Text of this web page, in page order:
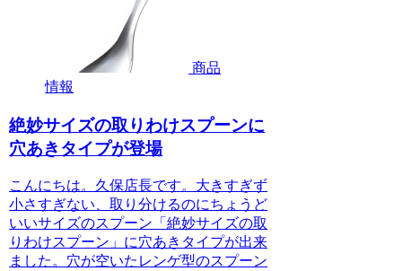
商品
情報
絶妙サイズの取りわけスプーンに
穴あきタイプが登場
こんにちは。久保店長です。大きすぎず
小さすぎない、取り分けるのにちょうど
いいサイズのスプーン「絶妙サイズの取
りわけスプーン」に穴あきタイプが出来
ました。穴が空いたレンゲ型のスプーン